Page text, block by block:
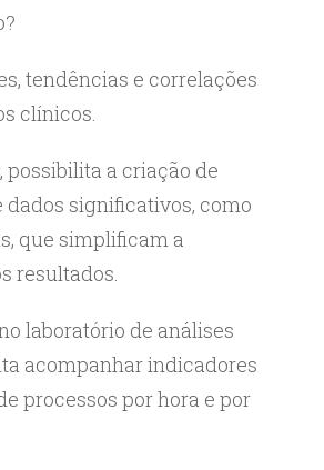
tendências e correlações
clínicos.
possibilita a criação de
significativos, como
que simplificam a
resultados.
laboratório de análises
acompanhar indicadores
processos por hora e por